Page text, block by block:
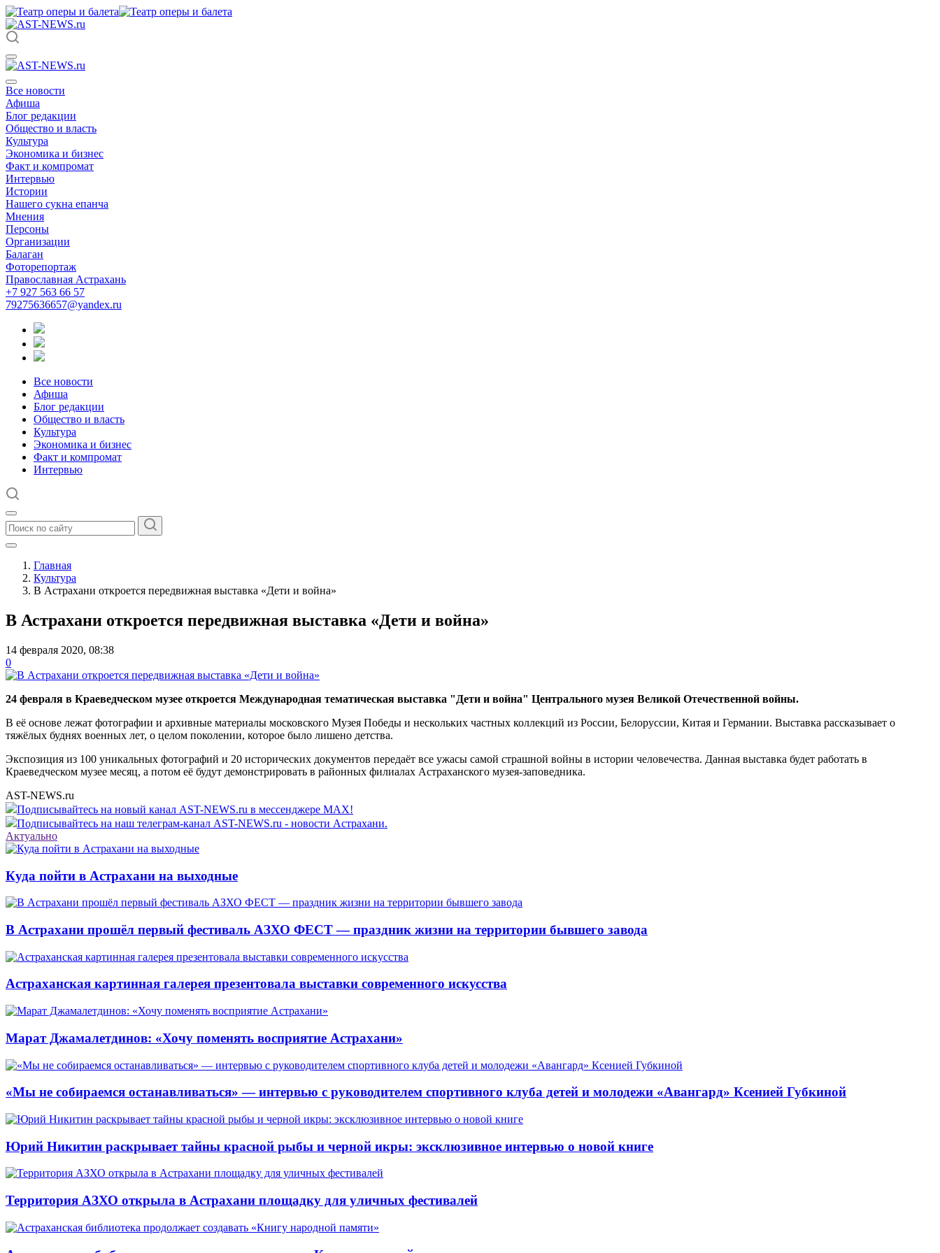
Все новости
Афиша
Блог редакции
Общество и власть
Культура
Экономика и бизнес
Факт и компромат
Интервью
Истории
Нашего сукна епанча
Мнения
Персоны
Организации
Балаган
Фоторепортаж
Православная Астрахань
+7 927 563 66 57
79275636657@yandex.ru
Все новости
Афиша
Блог редакции
Общество и власть
Культура
Экономика и бизнес
Факт и компромат
Интервью
Главная
Культура
В Астрахани откроется передвижная выставка «Дети и война»
В Астрахани откроется передвижная выставка «Дети и война»
14 февраля 2020, 08:38
0
24 февраля в Краеведческом музее откроется Международная тематическая выставка "Дети и война" Центрального музея Великой Отечественной войны.
В её основе лежат фотографии и архивные материалы московского Музея Победы и нескольких частных коллекций из России, Белоруссии, Китая и Германии. Выставка рассказывает о
тяжёлых буднях военных лет, о целом поколении, которое было лишено детства.
Экспозиция из 100 уникальных фотографий и 20 исторических документов передаёт все ужасы самой страшной войны в истории человечества. Данная выставка будет работать в
Краеведческом музее месяц, а потом её будут демонстрировать в районных филиалах Астраханского музея-заповедника.
AST-NEWS.ru
Подписывайтесь на новый канал AST-NEWS.ru в мессенджере MAX!
Подписывайтесь на наш телеграм-канал AST-NEWS.ru - новости Астрахани.
Актуально
Куда пойти в Астрахани на выходные
В Астрахани прошёл первый фестиваль АЗХО ФЕСТ — праздник жизни на территории бывшего завода
Астраханская картинная галерея презентовала выставки современного искусства
Марат Джамалетдинов: «Хочу поменять восприятие Астрахани»
«Мы не собираемся останавливаться» — интервью с руководителем спортивного клуба детей и молодежи «Авангард» Ксенией Губкиной
Юрий Никитин раскрывает тайны красной рыбы и черной икры: эксклюзивное интервью о новой книге
Территория АЗХО открыла в Астрахани площадку для уличных фестивалей